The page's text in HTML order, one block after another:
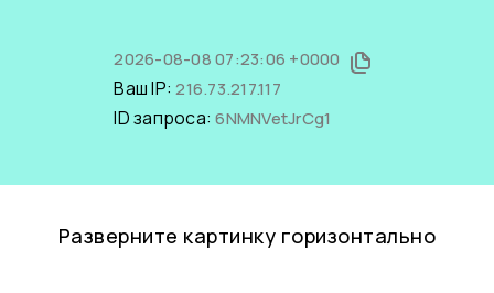
2026-08-08 07:23:06 +0000
Ваш IP:216.73.217.117
ID запроса:6NMNVetJrCg1
Разверните картинку горизонтально